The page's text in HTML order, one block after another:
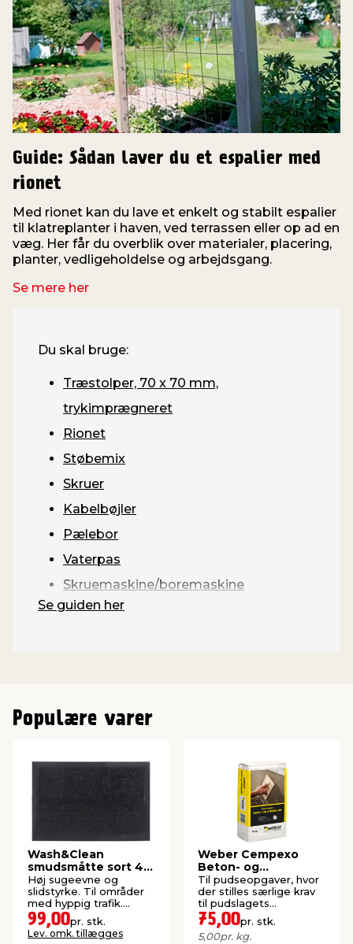
Guide: Sådan laver du et espalier med
rionet
Med rionet kan du lave et enkelt og stabilt espalier
til klatreplanter i haven, ved terrassen eller op ad en
væg. Her får du overblik over materialer, placering,
planter, vedligeholdelse og arbejdsgang.
Se mere her
Du skal bruge:
Træstolper, 70 x 70 mm,
trykimprægneret
Rionet
Støbemix
Skruer
Kabelbøjler
Pælebor
Vaterpas
Skruemaskine/boremaskine
Se guiden her
Populære varer
Wash&Clean
smudsmåtte sort 40
x 60 cm
Høj sugeevne og
slidstyrke. Til områder
med hyppig trafik.
Bagside af PVC.
99,00pr. stk.
Lev. omk. tillægges
Weber Cempexo
Beton- og
sokkelpuds 15 kg
Til pudseopgaver, hvor
der stilles særlige krav
til pudslagets
robusthed.
75,00pr. stk.
5,00pr. kg.